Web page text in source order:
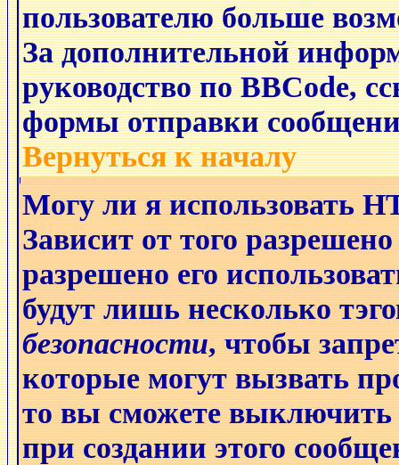
пользователю больше
За дополнительной
руководство по BBCode,
формы отправки
Вернуться к началу
Могу ли я использовать
Зависит от того
разрешено его
будут лишь несколько
безопасности, чтобы
которые могут вызвать
то вы сможете выключить
при создании этого